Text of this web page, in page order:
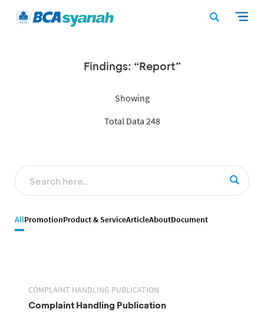
Findings: “Report”
Showing
Total Data 248
AllPromotionProduct & ServiceArticleAboutDocument
COMPLAINT HANDLING PUBLICATION
Complaint Handling Publication